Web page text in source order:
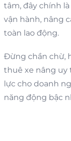
tâm, đây chính
vận hành, nâng
toàn lao động.
Đừng chần chừ,
thuê xe nâng uy
lực cho doanh
năng động bậc